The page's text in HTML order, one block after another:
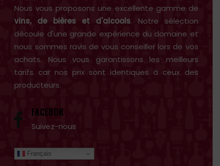
Nous vous proposons une excellente gamme de
vins, de bières et d'alcools. Notre sélection
découle d'une grande expérience du domaine et
nous sommes ravis de vous conseiller lors de vos
achats. Nous vous garantissons les meilleurs
tarifs car nos prix sont identiques à ceux des
producteurs.
FACEBOK
Suivez-nous
Français